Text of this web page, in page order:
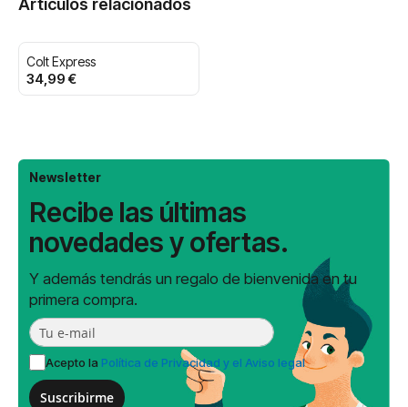
Artículos relacionados
Colt Express
34,99 €
Newsletter
Recibe las últimas
novedades y ofertas.
Y además tendrás un regalo de bienvenida en tu
primera compra.
Acepto la Política de Privacidad y el Aviso legal
Suscribirme